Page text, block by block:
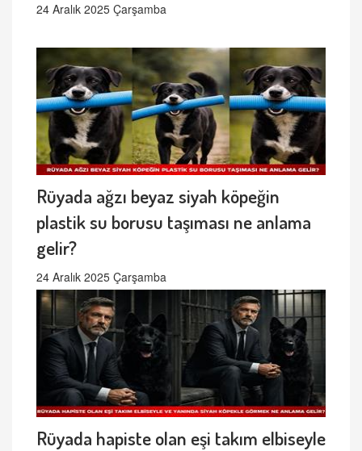
24 Aralık 2025 Çarşamba
Rüyada ağzı beyaz siyah köpeğin
plastik su borusu taşıması ne anlama
gelir?
24 Aralık 2025 Çarşamba
Rüyada hapiste olan eşi takım elbiseyle